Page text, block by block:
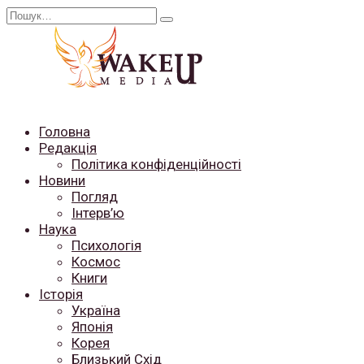
Перейти
Search
Головна
Редакція
Політика конфіденційності
Новини
Погляд
Інтерв’ю
Наука
Психологія
Космос
Книги
Історія
Україна
Японія
Корея
Близький Схід